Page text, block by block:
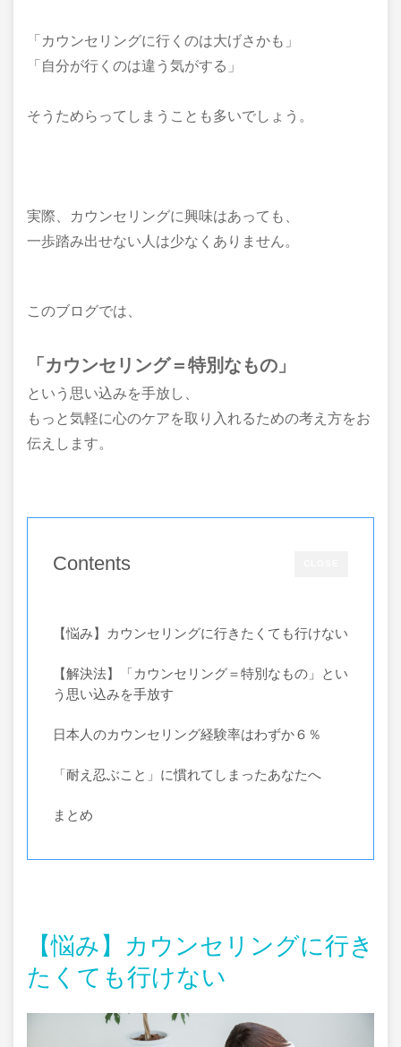
「カウンセリングに行くのは大げさかも」
「自分が行くのは違う気がする」
そうためらってしまうことも多いでしょう。
実際、カウンセリングに興味はあっても、
一歩踏み出せない人は少なくありません。
このブログでは、
「カウンセリング＝特別なもの」
という思い込みを手放し、
もっと気軽に心のケアを取り入れるための考え方をお
伝えします。
Contents
【悩み】カウンセリングに行きたくても行けない
【解決法】「カウンセリング＝特別なもの」とい
う思い込みを手放す
日本人のカウンセリング経験率はわずか６％
「耐え忍ぶこと」に慣れてしまったあなたへ
まとめ
【悩み】カウンセリングに行き
たくても行けない